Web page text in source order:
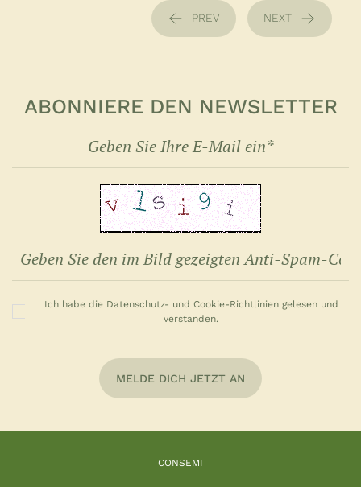
PREV NEXT
ABONNIERE DEN NEWSLETTER
Ich habe die Datenschutz- und Cookie-Richtlinien gelesen und
verstanden.
MELDE DICH JETZT AN
CONSEMI